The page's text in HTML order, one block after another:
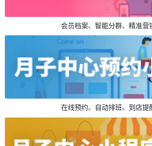
会员档案、智能分群、精准营
在线预约、自动排班、到店提